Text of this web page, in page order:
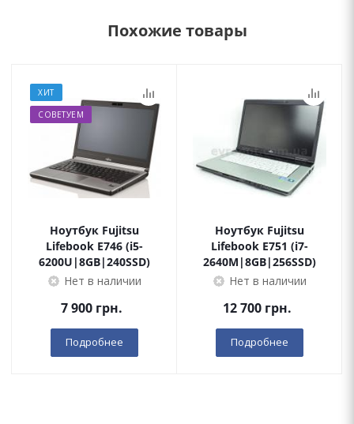
Похожие товары
ХИТ
СОВЕТУЕМ
Ноутбук Fujitsu
Lifebook E746 (i5-
6200U|8GB|240SSD)
Нет в наличии
7 900 грн.
Подробнее
Ноутбук Fujitsu
Lifebook E751 (i7-
2640M|8GB|256SSD)
Нет в наличии
12 700грн.
Подробнее